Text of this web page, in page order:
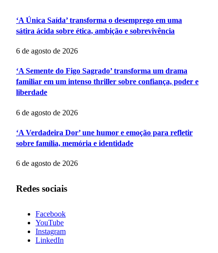
‘A Única Saída’ transforma o desemprego em uma
sátira ácida sobre ética, ambição e sobrevivência
6 de agosto de 2026
‘A Semente do Figo Sagrado’ transforma um drama
familiar em um intenso thriller sobre confiança, poder e
liberdade
6 de agosto de 2026
‘A Verdadeira Dor’ une humor e emoção para refletir
sobre família, memória e identidade
6 de agosto de 2026
Redes sociais
Facebook
YouTube
Instagram
LinkedIn